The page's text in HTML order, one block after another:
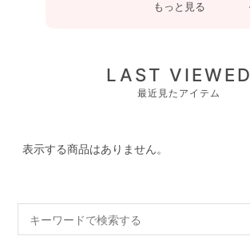
もっと見る
LAST VIEWED
最近見たアイテム
表示する商品はありません。